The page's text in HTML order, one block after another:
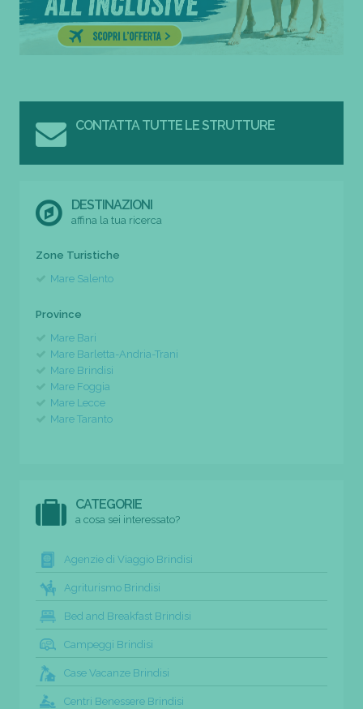
CONTATTA TUTTE LE STRUTTURE
DESTINAZIONI
affina la tua ricerca
Zone Turistiche
Mare Salento
Province
Mare Bari
Mare Barletta-Andria-Trani
Mare Brindisi
Mare Foggia
Mare Lecce
Mare Taranto
CATEGORIE
a cosa sei interessato?
Agenzie di Viaggio Brindisi
Agriturismo Brindisi
Bed and Breakfast Brindisi
Campeggi Brindisi
Case Vacanze Brindisi
Centri Benessere Brindisi